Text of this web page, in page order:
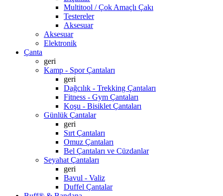
Multitool / Çok Amaçlı Çakı
Testereler
Aksesuar
Aksesuar
Elektronik
Çanta
geri
Kamp - Spor Çantaları
geri
Dağcılık - Trekking Çantaları
Fitness - Gym Çantaları
Koşu - Bisiklet Çantaları
Günlük Çantalar
geri
Sırt Çantaları
Omuz Çantaları
Bel Çantaları ve Cüzdanlar
Seyahat Çantaları
geri
Bavul - Valiz
Duffel Çantalar